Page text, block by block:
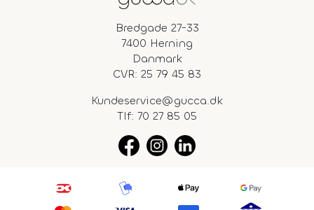
Bredgade 27-33
7400 Herning
Danmark
CVR: 25 79 45 83
Kundeservice@gucca.dk
Tlf: 70 27 85 05